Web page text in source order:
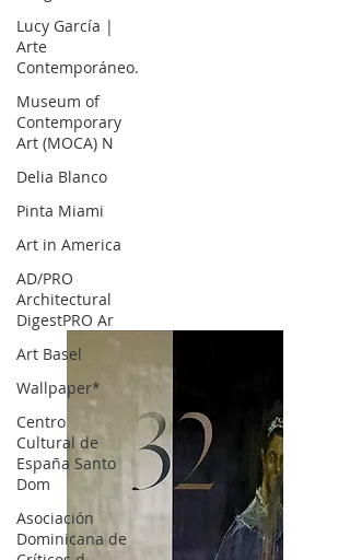
Lucy García |
Arte
Contemporáneo.
Museum of
Contemporary
Art (MOCA) N
Delia Blanco
Pinta Miami
Art in America
AD/PRO
Architectural
DigestPRO Ar
Art Basel
Wallpaper*
Centro
Cultural de
España Santo
Dom
Asociación
Dominicana de